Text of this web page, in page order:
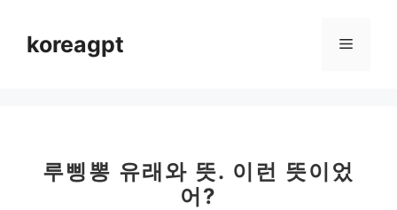
koreagpt 메
루삥뽕 유래와 뜻. 이런 뜻이었
어?